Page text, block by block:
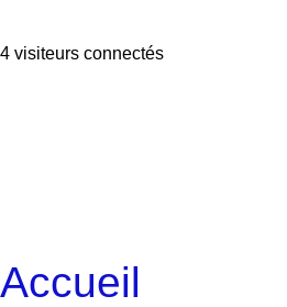
4 visiteurs connectés
Accueil